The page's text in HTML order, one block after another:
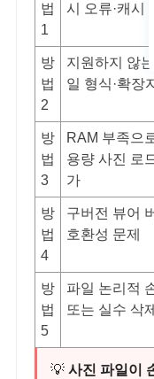
법
1
시 오류·캐시
방
법
2
지원하지 않는
일 형식·확장
방
법
3
RAM 부족으
용량 사진 로
가
방
법
4
구버전 뷰어
호환성 문제
방
법
5
파일 논리적
또는 실수 삭제
💡 사진 파일이